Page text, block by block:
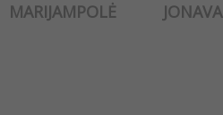
MARIJAMPOLĖ JONAVA